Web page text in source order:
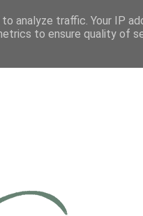
analyze traffic. Your IP
to ensure quality of